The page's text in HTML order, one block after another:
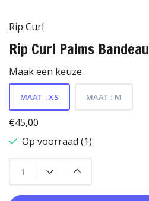
Rip Curl
Rip Curl Palms Bandeau
Maak een keuze
MAAT : XS MAAT : M
€45,00
Op voorraad (1)